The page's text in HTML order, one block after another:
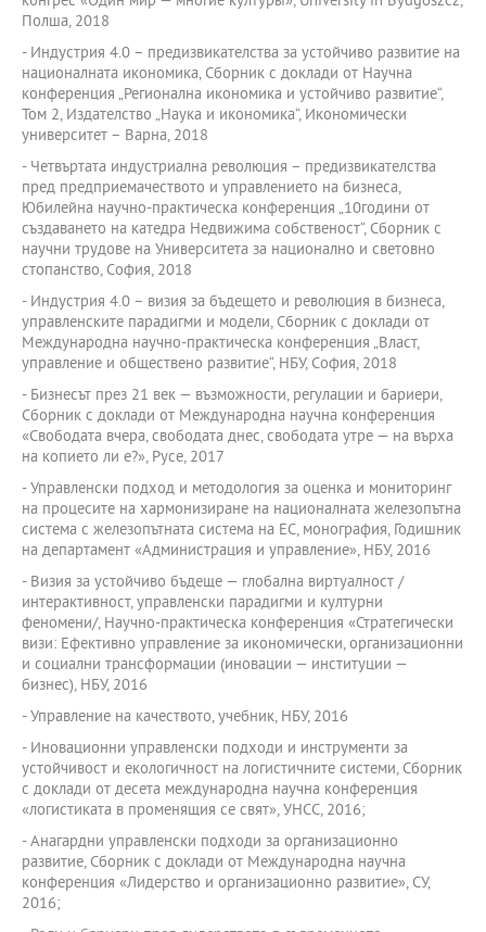
Полша, 2018
- Индустрия 4.0 – предизвикателства за устойчиво развитие на
националната икономика, Сборник с доклади от Научна
конференция „Регионална икономика и устойчиво развитие“,
Том 2, Издателство „Наука и икономика“, Икономически
университет – Варна, 2018
- Четвъртата индустриална революция – предизвикателства
пред предприемачеството и управлението на бизнеса,
Юбилейна научно-практическа конференция „10години от
създаването на катедра Недвижима собственост“, Сборник с
научни трудове на Университета за национално и световно
стопанство, София, 2018
- Индустрия 4.0 – визия за бъдещето и революция в бизнеса,
управленските парадигми и модели, Сборник с доклади от
Международна научно-практическа конференция „Власт,
управление и обществено развитие“, НБУ, София, 2018
- Бизнесът през 21 век — възможности, регулации и бариери,
Сборник с доклади от Международна научна конференция
«Свободата вчера, свободата днес, свободата утре — на върха
на копието ли е?», Русе, 2017
- Управленски подход и методология за оценка и мониторинг
на процесите на хармонизиране на националната железопътна
система с железопътната система на ЕС, монография, Годишник
на департамент «Администрация и управление», НБУ, 2016
- Визия за устойчиво бъдеще — глобална виртуалност /
интерактивност, управленски парадигми и културни
феномени/, Научно-практическа конференция «Стратегически
визи: Ефективно управление за икономически, организационни
и социални трансформации (иновации — институции —
бизнес), НБУ, 2016
- Управление на качеството, учебник, НБУ, 2016
- Иновационни управленски подходи и инструменти за
устойчивост и екологичност на логистичните системи, Сборник
с доклади от десета международна научна конференция
«логистиката в променящия се свят», УНСС, 2016;
- Анагардни управленски подходи за организационно
развитие, Сборник с доклади от Международна научна
конференция «Лидерство и организационно развитие», СУ,
2016;